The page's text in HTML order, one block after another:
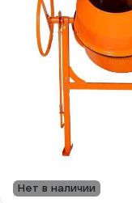
Нет в наличии